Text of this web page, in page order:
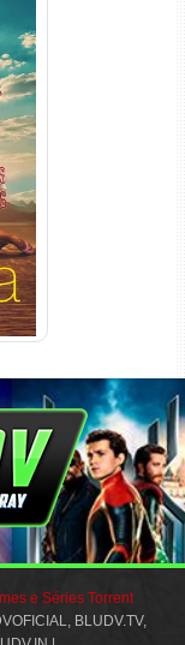
e Séries Torrent
BLUDV.TV,